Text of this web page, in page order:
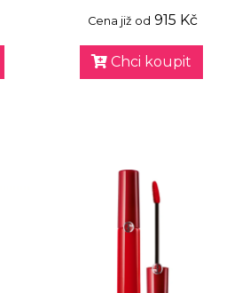
Cena již od 915 Kč
Chci koupit